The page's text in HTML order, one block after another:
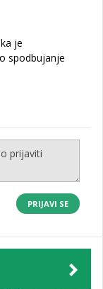
je
spodbujanje
PRIJAVI SE